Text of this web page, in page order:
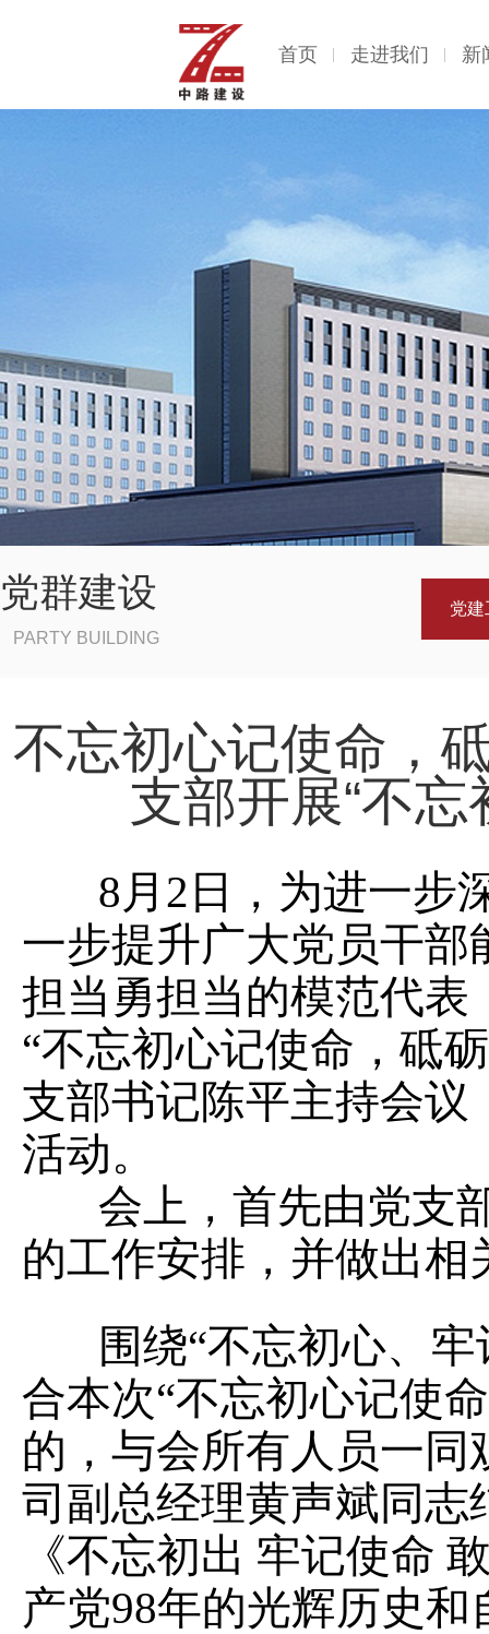
首页 走进我们 新
党群建设
PARTY BUILDING
党建
不忘初心记使命，
支部开展“不
8月2日，为进一步
一步提升广大党员干
担当勇担当的模范代
“不忘初心记使命，砥
支部书记陈平主持会
活动。
会上，首先由党支部
的工作安排，并做出相
围绕“不忘初心、牢
合本次“不忘初心记使
的，与会所有人员一
司副总经理黄声斌同
《不忘初出 牢记使命
产党98年的光辉历史